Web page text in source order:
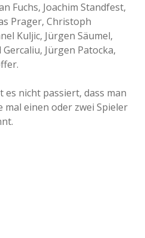
Fuchs, Joachim Standfest,
Prager, Christoph
Kuljic, Jürgen Säumel,
Jürgen Patocka,
es nicht passiert, dass man
mal einen oder zwei Spieler